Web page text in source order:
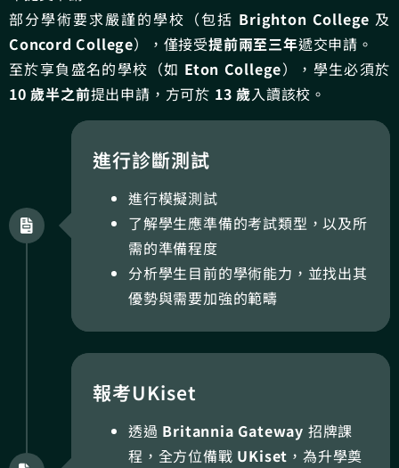
部分學術要求嚴謹的學校（包括 Brighton College 及
Concord College），僅接受提前兩至三年遞交申請。
至於享負盛名的學校（如 Eton College），學生必須於
10 歲半之前提出申請，方可於 13 歲入讀該校。
進行診斷測試
進行模擬測試
了解學生應準備的考試類型，以及所
需的準備程度
分析學生目前的學術能力，並找出其
優勢與需要加強的範疇
報考UKiset
透過 Britannia Gateway 招牌課
程，全方位備戰 UKiset ，為升學奠